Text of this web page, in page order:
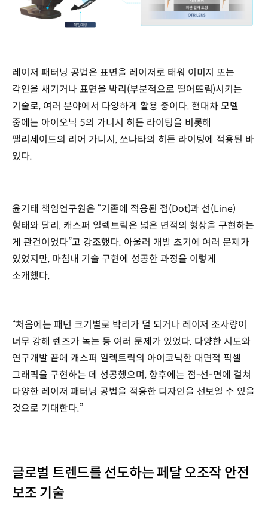
레이저 패터닝 공법은 표면을 레이저로 태워 이미지 또는
각인을 새기거나 표면을 박리(부분적으로 떨어뜨림)시키는
기술로, 여러 분야에서 다양하게 활용 중이다. 현대차 모델
중에는 아이오닉 5의 가니시 히든 라이팅을 비롯해
팰리세이드의 리어 가니시, 쏘나타의 히든 라이팅에 적용된 바
있다.
윤기태 책임연구원은 “기존에 적용된 점(Dot)과 선(Line)
형태와 달리, 캐스퍼 일렉트릭은 넓은 면적의 형상을 구현하는
게 관건이었다”고 강조했다. 아울러 개발 초기에 여러 문제가
있었지만, 마침내 기술 구현에 성공한 과정을 이렇게
소개했다.
“처음에는 패턴 크기별로 박리가 덜 되거나 레이저 조사량이
너무 강해 렌즈가 녹는 등 여러 문제가 있었다. 다양한 시도와
연구개발 끝에 캐스퍼 일렉트릭의 아이코닉한 대면적 픽셀
그래픽을 구현하는 데 성공했으며, 향후에는 점-선-면에 걸쳐
다양한 레이저 패터닝 공법을 적용한 디자인을 선보일 수 있을
것으로 기대한다.”
글로벌 트렌드를 선도하는 페달 오조작 안전
보조 기술